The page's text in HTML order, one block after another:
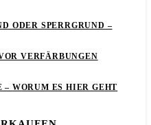
ODER SPERRGRUND –
VERFÄRBUNGEN
– WORUM ES HIER GEHT